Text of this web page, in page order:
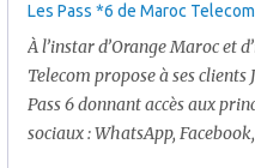
Les Pass *6 de Maroc
À l’instar d’Orange Maroc et
Telecom propose à ses clients
Pass 6 donnant accès aux
sociaux : WhatsApp,